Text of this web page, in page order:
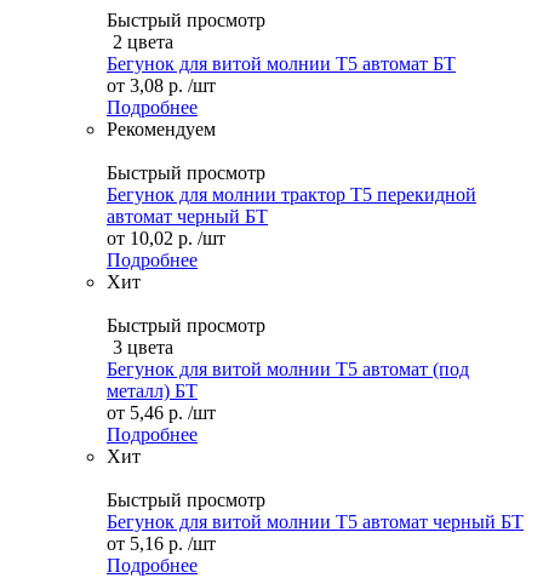
Быстрый просмотр
2 цвета
Бегунок для витой молнии Т5 автомат БТ
от 3,08 р. /шт
Подробнее
Рекомендуем
Быстрый просмотр
Бегунок для молнии трактор Т5 перекидной
автомат черный БТ
от 10,02 р. /шт
Подробнее
Хит
Быстрый просмотр
3 цвета
Бегунок для витой молнии Т5 автомат (под
металл) БТ
от 5,46 р. /шт
Подробнее
Хит
Быстрый просмотр
Бегунок для витой молнии Т5 автомат черный БТ
от 5,16 р. /шт
Подробнее